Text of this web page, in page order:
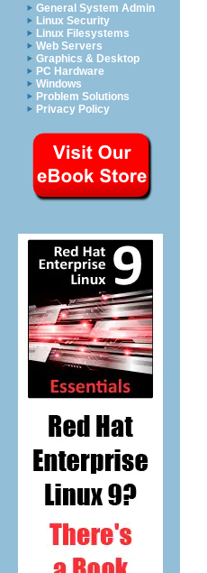
General System Admin
Linux Security
Linux Filesystems
Web Servers
Graphics & Desktop
PC Hardware
Windows
Problem Solutions
Privacy Policy